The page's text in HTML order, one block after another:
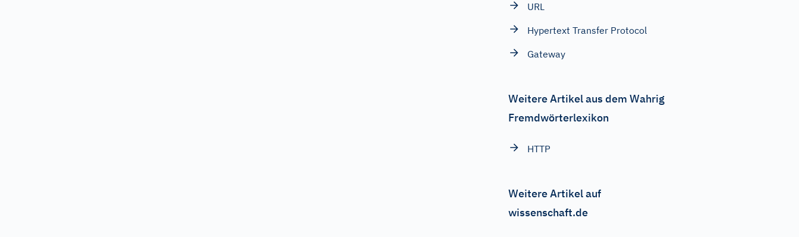
URL
Hypertext Transfer Protocol
Gateway
Weitere Artikel aus dem Wahrig
Fremdwörterlexikon
HTTP
Weitere Artikel auf
wissenschaft.de